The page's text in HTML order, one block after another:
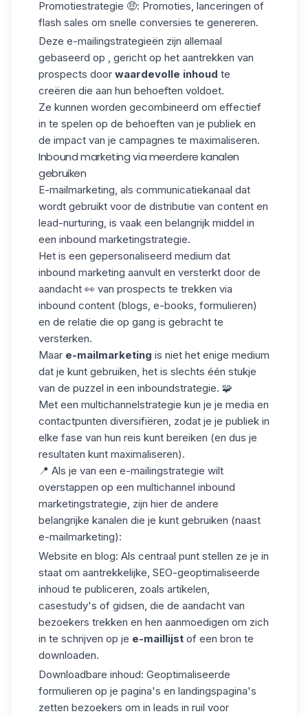
Promotiestrategie 🤑: Promoties, lanceringen of
flash sales om snelle conversies te genereren.
Deze e-mailingstrategieën zijn allemaal
gebaseerd op , gericht op het aantrekken van
prospects door waardevolle inhoud te
creëren die aan hun behoeften voldoet.
Ze kunnen worden gecombineerd om effectief
in te spelen op de behoeften van je publiek en
de impact van je campagnes te maximaliseren.
Inbound marketing via meerdere kanalen
gebruiken
E-mailmarketing, als communicatiekanaal dat
wordt gebruikt voor de distributie van content en
lead-nurturing, is vaak een belangrijk middel in
een inbound marketingstrategie.
Het is een gepersonaliseerd medium dat
inbound marketing aanvult en versterkt door de
aandacht 👀 van prospects te trekken via
inbound content (blogs, e-books, formulieren)
en de relatie die op gang is gebracht te
versterken.
Maar e-mailmarketing is niet het enige medium
dat je kunt gebruiken, het is slechts één stukje
van de puzzel in een inboundstrategie. 🧩
Met een multichannelstrategie kun je je media en
contactpunten diversifiëren, zodat je je publiek in
elke fase van hun reis kunt bereiken (en dus je
resultaten kunt maximaliseren).
📍 Als je van een e-mailingstrategie wilt
overstappen op een multichannel inbound
marketingstrategie, zijn hier de andere
belangrijke kanalen die je kunt gebruiken (naast
e-mailmarketing):
Website en blog: Als centraal punt stellen ze je in
staat om aantrekkelijke, SEO-geoptimaliseerde
inhoud te publiceren, zoals artikelen,
casestudy's of gidsen, die de aandacht van
bezoekers trekken en hen aanmoedigen om zich
in te schrijven op je e-maillijst of een bron te
downloaden.
Downloadbare inhoud: Geoptimaliseerde
formulieren op je pagina's en landingspagina's
zetten bezoekers om in leads in ruil voor